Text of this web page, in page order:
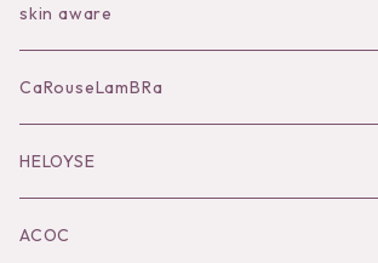
Bag
Accessories
Black series
KOKO別注
skin aware
CaRouseLamBRa
HELOYSE
ACOC